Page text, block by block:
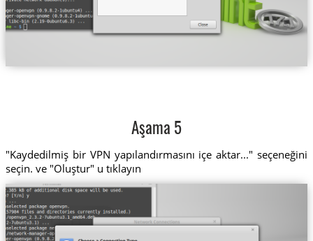
Aşama 5
"Kaydedilmiş bir VPN yapılandırmasını içe aktar..." seçeneğini
seçin. ve "Oluştur" u tıklayın